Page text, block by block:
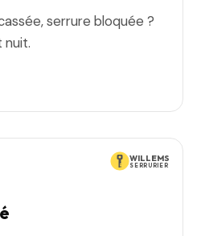
serrure bloquée ?
nuit.
WILLEMS
SERRURIER